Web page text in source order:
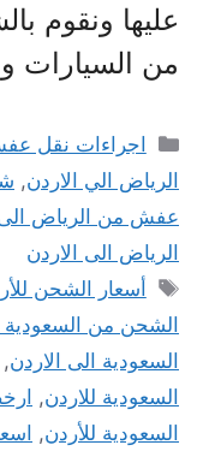
عليها ونقوم
من السيارات
التصنيفات
اجراءات نقل
الرياض الي الاردن,
عفش من الرياض الى
الرياض الى الاردن
الوسوم
أسعار الشحن
الشحن من السعودية
السعودية الى الاردن,
السعودية للاردن,
السعودية للأردن,